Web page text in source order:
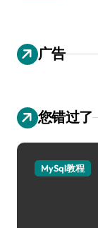
广告
您错过了
MySql教程